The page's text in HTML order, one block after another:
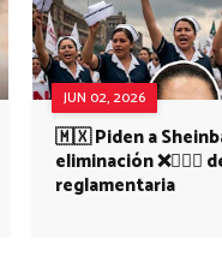
JUN 02, 2026
🇲🇽 Piden a
eliminación ❌👩🏻‍⚕️
reglamentaria